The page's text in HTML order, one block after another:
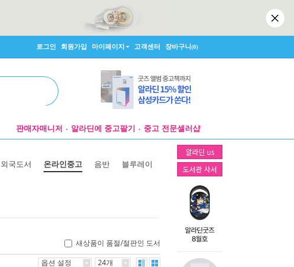
로그인 회원가입 마이페이지 고객센터 장바구니(0)
판매자매니저 알라딘에 중고팔기 중고 전문셀러샵
알라딘 us
도서관 사서
외국도서 온라인중고 음반 블루레이
새상품이 품절/절판인 도서
옵션 설정 24개